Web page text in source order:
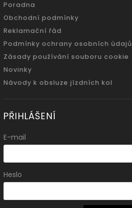
Poradna
Obchodní podmínky
Reklamační řád
Podmínky ochrany osobních údajů
Zásady používání souboru cookie
Novinky
Návody k obsluze jízdních kol
PŘIHLÁŠENÍ
E-mail
Heslo